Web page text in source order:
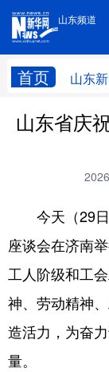
山东频道
首页 山东
手机版
学习进行时
科技
健康
食品
山东省庆
今天（29日
座谈会在济南
工人阶级和工
神、劳动精神
造活力，为奋
量。